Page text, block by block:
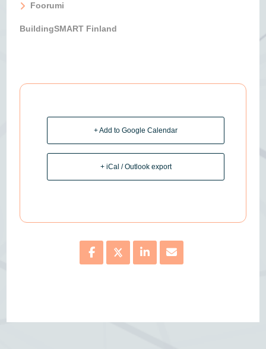
Foorumi
BuildingSMART Finland
+ Add to Google Calendar
+ iCal / Outlook export